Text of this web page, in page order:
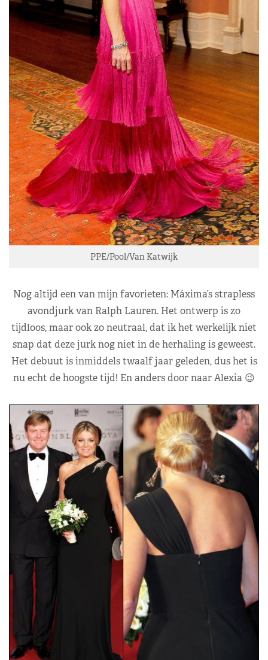
PPE/Pool/Van Katwijk
Nog altijd een van mijn favorieten: Máxima’s strapless
avondjurk van Ralph Lauren. Het ontwerp is zo
tijdloos, maar ook zo neutraal, dat ik het werkelijk niet
snap dat deze jurk nog niet in de herhaling is geweest.
Het debuut is inmiddels twaalf jaar geleden, dus het is
nu echt de hoogste tijd! En anders door naar Alexia 😉